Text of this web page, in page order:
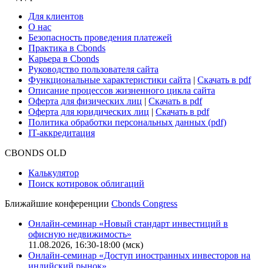
Для клиентов
О нас
Безопасность проведения платежей
Практика в Cbonds
Карьера в Cbonds
Руководство пользователя сайта
Функциональные характеристики сайта | Скачать в pdf
Описание процессов жизненного цикла сайта
Оферта для физических лиц | Скачать в pdf
Оферта для юридических лиц | Скачать в pdf
Политика обработки персональных данных (pdf)
IT-аккредитация
CBONDS OLD
Калькулятор
Поиск котировок облигаций
Ближайшие конференции Cbonds Congress
Онлайн-семинар «Новый стандарт инвестиций в
офисную недвижимость»
11.08.2026, 16:30-18:00 (мск)
Онлайн-семинар «Доступ иностранных инвесторов на
индийский рынок»